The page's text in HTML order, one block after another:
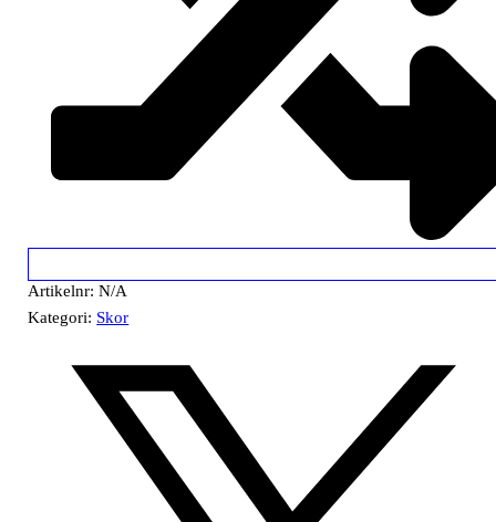
Artikelnr:N/A
Kategori: Skor